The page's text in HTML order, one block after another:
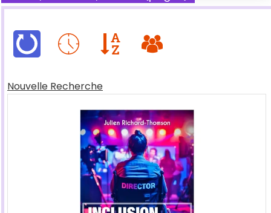
Nouvelle Recherche